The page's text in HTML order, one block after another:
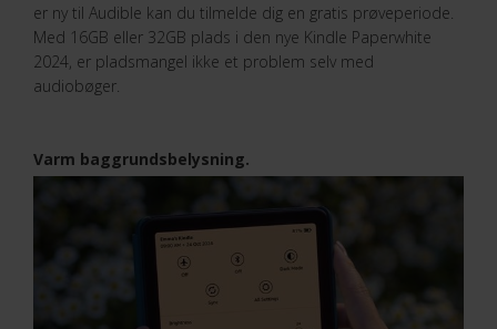
er ny til Audible kan du tilmelde dig en gratis prøveperiode.
Med 16GB eller 32GB plads i den nye Kindle Paperwhite
2024, er pladsmangel ikke et problem selv med
audiobøger.
Varm baggrundsbelysning.